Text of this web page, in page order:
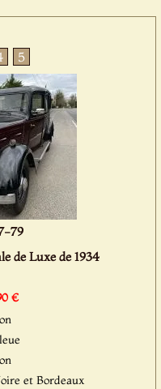
5
79
de Luxe de 1934
€
et Bordeaux